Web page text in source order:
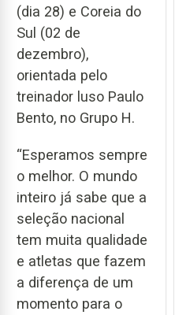
(dia 28) e Coreia do
Sul (02 de
dezembro),
orientada pelo
treinador luso Paulo
Bento, no Grupo H.
“Esperamos sempre
o melhor. O mundo
inteiro já sabe que a
seleção nacional
tem muita qualidade
e atletas que fazem
a diferença de um
momento para o